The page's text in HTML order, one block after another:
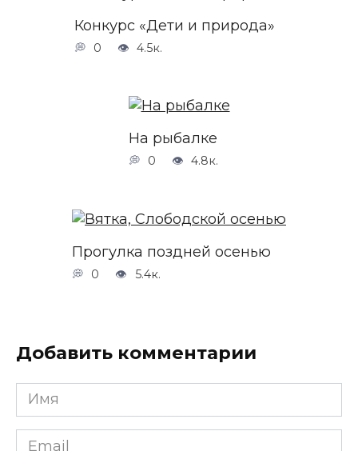
Конкурс «Дети и природа»
0 4.5к.
На рыбалке
0 4.8к.
Прогулка поздней осенью
0 5.4к.
Добавить комментарии
Имя
*
Email